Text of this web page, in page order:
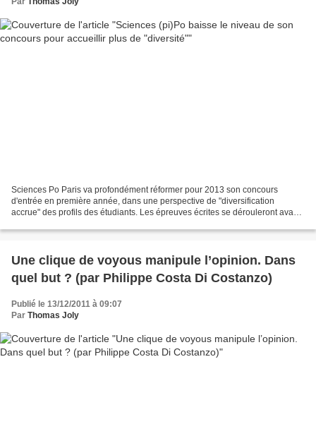
Sciences Po Paris va profondément réformer pour 2013 son concours
d'entrée en première année, dans une perspective de "diversification
accrue" des profils des étudiants. Les épreuves écrites se dérouleront avant
Une clique de voyous manipule l’opinion. Dans
quel but ? (par Philippe Costa Di Costanzo)
Publié le 13/12/2011 à 09:07
Par Thomas Joly